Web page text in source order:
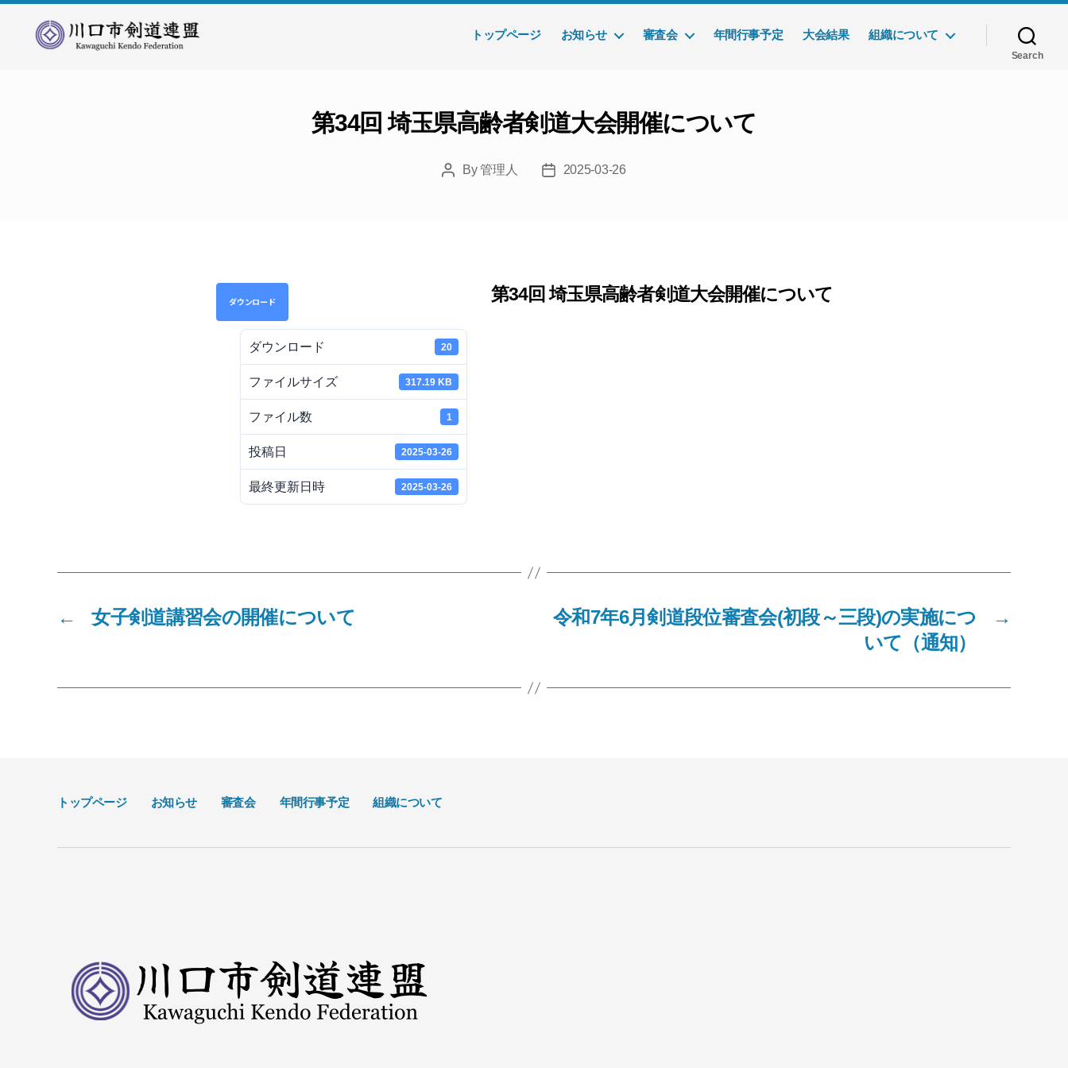
トップページ お知らせ 審査会 年間行事予定 大会結果 組織について
Search
第34回 埼玉県高齢者剣道大会開催について
PostBy管理人
Post2025-03-26
ダウンロード
ダウンロード 20
ファイルサイズ 317.19 KB
ファイル数 1
投稿日 2025-03-26
最終更新日時 2025-03-26
第34回 埼玉県高齢者剣道大会開催について
← 女子剣道講習会の開催について →
令和7年6月剣道段位審査会(初段～三段)の実施につ
いて（通知）
トップページ お知らせ 審査会 年間行事予定 組織について